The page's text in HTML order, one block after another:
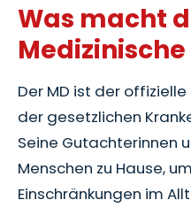
Was macht
Der MD ist der
der gesetzlichen
Seine Gutachterinnen
Menschen zu Hause,
Einschränkungen im